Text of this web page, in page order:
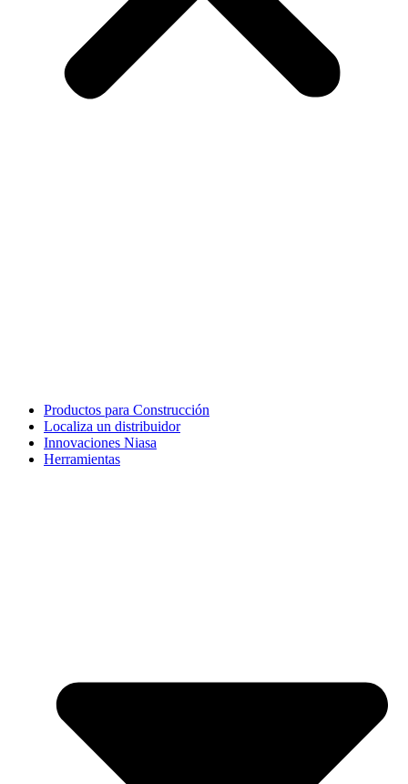
Productos para Construcción
Localiza un distribuidor
Innovaciones Niasa
Herramientas